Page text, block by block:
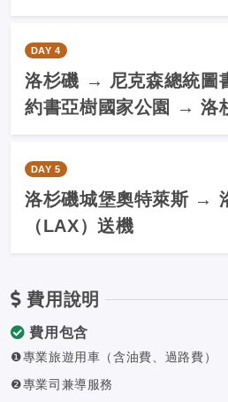
DAY 4
洛杉磯 → 尼克森總統圖
約書亞樹國家公園 → 洛
DAY 5
洛杉磯城堡奧特萊斯 →
（LAX）送機
費用說明
費用包含
❶專業旅遊用車（含油費、過路費）
❷專業司兼導服務